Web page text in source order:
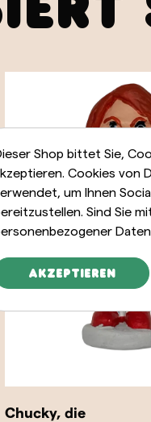
Chucky, die
Shop bittet Sie,
Cookies von
um Ihnen
Sind Sie
Akzeptieren